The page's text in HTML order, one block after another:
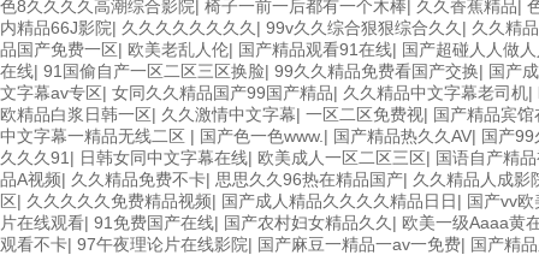
色8久久久久高潮综合影院| 椅子一前一后都有一个木棒| 久久香蕉精品|
内精品66J影院| 久久久久久久久久 | 99v久久综合狠狠综合久久 | 久久精
品国产免费一区| 欧美老乱人伦| 国产精品观看91在线| 国产超碰人人做
在线| 91国偷自产一区二区三区换脸| 99久久精品免费看国产交换| 国产
文字幕av专区| 女同久久精品国产99国产精品| 久久精品中文字幕老司机|
欧精品白浆日韩一区| 久久激情中文字幕| 一区二区免费视| 国产精品宾
中文字幕一精品无线二区 | 国产色一色www. | 国产精品热久久AV| 国产
久久久91 | 日韩女同中文字幕在线| 欧美成人一区二区三区| 国语自产精
品A视频| 久久精品免费不卡| 思思久久96热在精品国产| 久久精品人成影
区| 久久久久久免费精品视频| 国产成人精品久久久久精品日日| 国产vv
片在线观看| 91免费国产在线| 国产农村妇女精品久久 | 欧美一级Aaaa黄
观看不卡| 97午夜理论片在线影院| 国产麻豆一精品一av一免费| 国产精